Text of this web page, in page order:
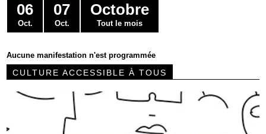
06
Oct.
07
Oct.
Octobre
Tout le mois
Aucune manifestation n'est programmée
CULTURE ACCESSIBLE À TOUS